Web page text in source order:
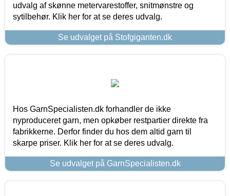
udvalg af skønne metervarestoffer, snitmønstre og
sytilbehør. Klik her for at se deres udvalg.
Se udvalget på Stofgiganten.dk
Hos GarnSpecialisten.dk forhandler de ikke
nyproduceret garn, men opkøber restpartier direkte fra
fabrikkerne. Derfor finder du hos dem altid garn til
skarpe priser. Klik her for at se deres udvalg.
Se udvalget på GarnSpecialisten.dk